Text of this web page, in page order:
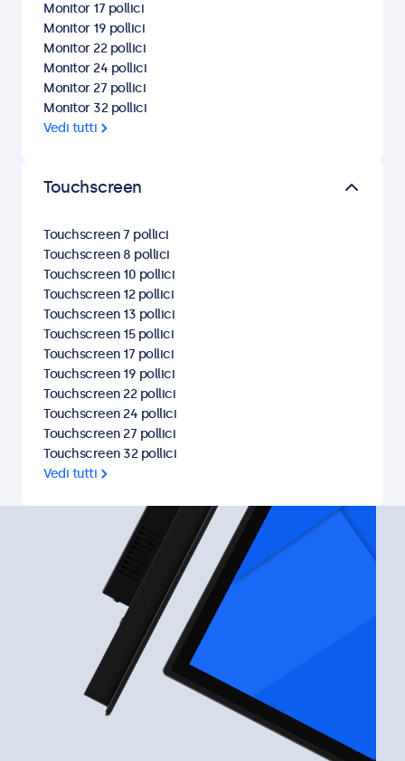
Monitor 17 pollici
Monitor 19 pollici
Monitor 22 pollici
Monitor 24 pollici
Monitor 27 pollici
Monitor 32 pollici
Vedi tutti
Touchscreen
Touchscreen 7 pollici
Touchscreen 8 pollici
Touchscreen 10 pollici
Touchscreen 12 pollici
Touchscreen 13 pollici
Touchscreen 15 pollici
Touchscreen 17 pollici
Touchscreen 19 pollici
Touchscreen 22 pollici
Touchscreen 24 pollici
Touchscreen 27 pollici
Touchscreen 32 pollici
Vedi tutti